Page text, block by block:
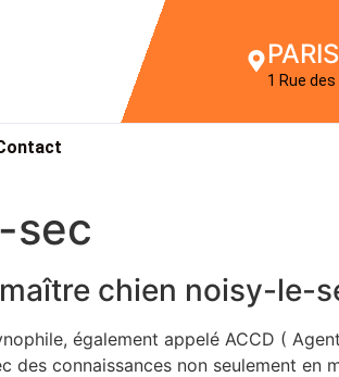
PARIS
1 Rue
sec
maître chien noisy-le-
également appelé ACCD (
des connaissances non seulement en